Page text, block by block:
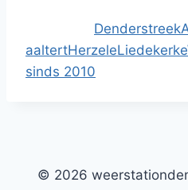
Denderstreek
aaltertHerzeleLiedekerke
sinds 2010
© 2026